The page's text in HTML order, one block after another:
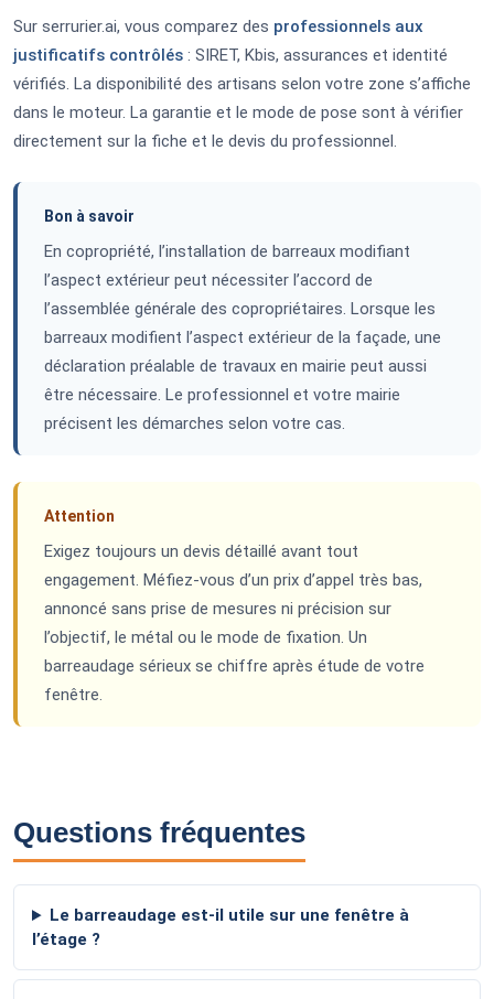
Sur serrurier.ai, vous comparez des professionnels aux
justificatifs contrôlés : SIRET, Kbis, assurances et identité
vérifiés. La disponibilité des artisans selon votre zone s’affiche
dans le moteur. La garantie et le mode de pose sont à vérifier
directement sur la fiche et le devis du professionnel.
Bon à savoir
En copropriété, l’installation de barreaux modifiant
l’aspect extérieur peut nécessiter l’accord de
l’assemblée générale des copropriétaires. Lorsque les
barreaux modifient l’aspect extérieur de la façade, une
déclaration préalable de travaux en mairie peut aussi
être nécessaire. Le professionnel et votre mairie
précisent les démarches selon votre cas.
Attention
Exigez toujours un devis détaillé avant tout
engagement. Méfiez-vous d’un prix d’appel très bas,
annoncé sans prise de mesures ni précision sur
l’objectif, le métal ou le mode de fixation. Un
barreaudage sérieux se chiffre après étude de votre
fenêtre.
Questions fréquentes
Le barreaudage est-il utile sur une fenêtre à
l’étage ?